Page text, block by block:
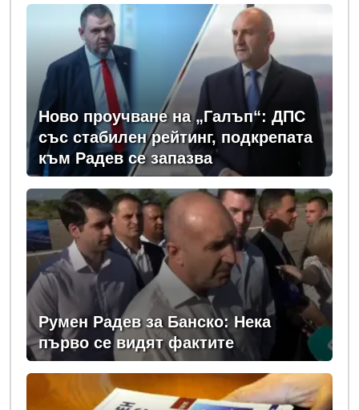
Ново проучване на „Галъп“: ДПС
със стабилен рейтинг, подкрепата
към Радев се запазва
Румен Радев за Банско: Нека
първо се видят фактите